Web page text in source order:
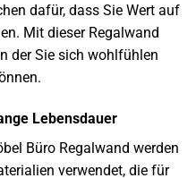
dafür, dass Sie Wert auf
Mit dieser Regalwand
der Sie sich wohlfühlen
Lebensdauer
Büro Regalwand werden
verwendet, die für